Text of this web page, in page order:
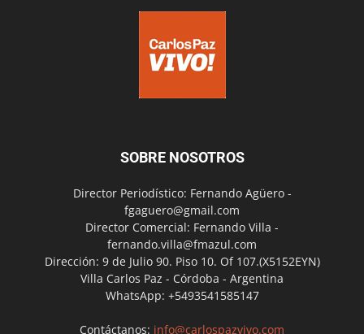
SOBRE NOSOTROS
Director Periodístico: Fernando Agüero -
fgaguero@gmail.com
Director Comercial: Fernando Villa -
fernando.villa@fmazul.com
Dirección: 9 de Julio 90. Piso 10. Of 107.(X5152EYN)
Villa Carlos Paz - Córdoba - Argentina
WhatsApp: +5493541585147
Contáctanos: info@carlospazvivo.com